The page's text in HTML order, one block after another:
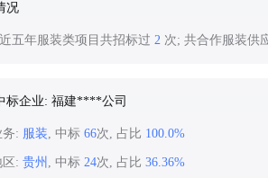
况
五年服装类项目共招标过 2 次; 共合作服装供
标企业: 福建****公司
: 服装, 中标 66次, 占比 100.0%
: 贵州 , 中标 24次, 占比 36.36%